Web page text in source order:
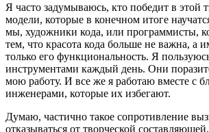
Я часто задумываюсь, кто победит в этой
модели, которые в конечном итоге
мы, художники кода, или программисты,
тем, что красота кода больше не важна, а
только его функциональность. Я
инструментами каждый день. Они
мою работу. И все же я работаю вместе с
инженерами, которые их избегают.
Думаю, частично такое сопротивление
отказываться от творческой